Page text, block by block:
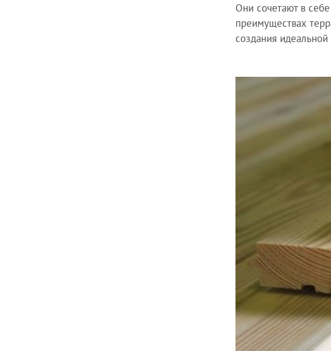
Они сочетают в
преимуществах
создания идеальной